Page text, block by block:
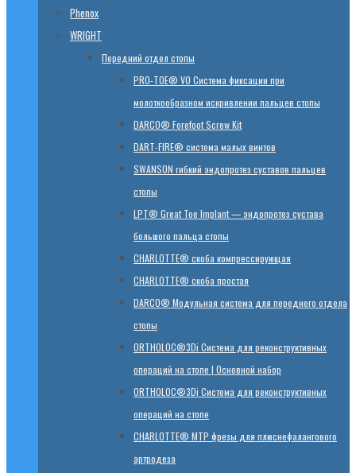
Phenox
WRIGHT
Передний отдел стопы
PRO-TOE® VO Система фиксации при
молоткообразном искривлении пальцев стопы
DARCO® Forefoot Screw Kit
DART-FIRE® система малых винтов
SWANSON гибкий эндопротез суставов пальцев
стопы
LPT® Great Toe Implant — эндопротез сустава
большого пальца стопы
CHARLOTTE® скоба компрессирующая
CHARLOTTE® скоба простая
DARCO® Модульная система для переднего отдела
стопы
ORTHOLOC®3Di Система для реконструктивных
операций на стопе | Основной набор
ORTHOLOC®3Di Система для реконструктивных
операций на стопе
CHARLOTTE® MTP фрезы для плюснефалангового
артродеза